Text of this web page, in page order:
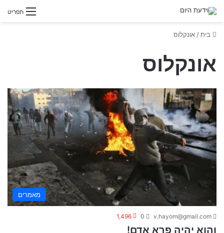
תפריט
בית/ אונקלוס
אונקלוס
מאמרים
v.hayom@gmail.com
0
1,496
והוא יהיה פרא אדם!